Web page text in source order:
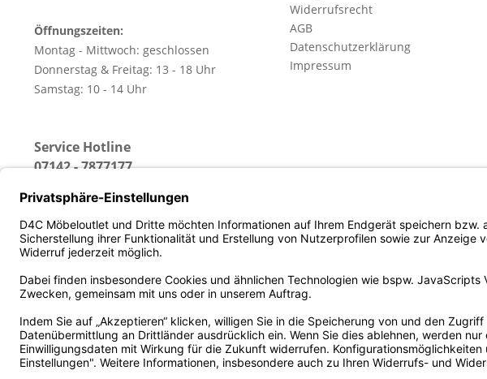
Öffnungszeiten:
Montag - Mittwoch: geschlossen
Donnerstag & Freitag: 13 - 18 Uhr
Samstag: 10 - 14 Uhr
Service Hotline
07142 - 7877177
Widerrufsrecht
AGB
Datenschutzerklärung
Impressum
* Alle Preise inkl. gesetzl. Mehrwertsteuer zzgl. evtl.